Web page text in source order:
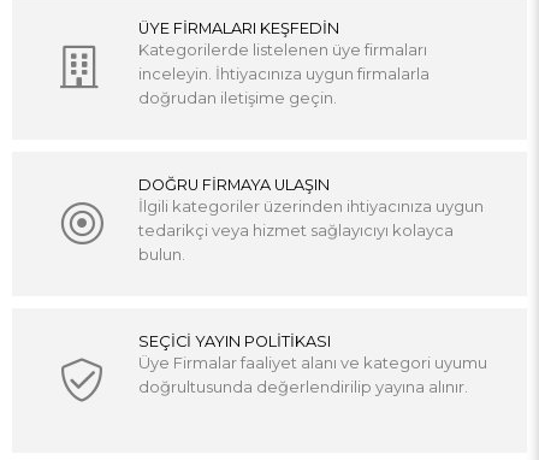
ÜYE FİRMALARI KEŞFEDİN
Kategorilerde listelenen üye firmaları
inceleyin. İhtiyacınıza uygun firmalarla
doğrudan iletişime geçin.
DOĞRU FİRMAYA ULAŞIN
İlgili kategoriler üzerinden ihtiyacınıza uygun
tedarikçi veya hizmet sağlayıcıyı kolayca
bulun.
SEÇİCİ YAYIN POLİTİKASI
Üye Firmalar faaliyet alanı ve kategori uyumu
doğrultusunda değerlendirilip yayına alınır.